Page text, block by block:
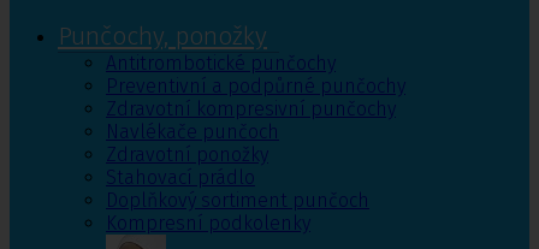
Punčochy, ponožky
Antitrombotické punčochy
Preventivní a podpůrné punčochy
Zdravotní kompresivní punčochy
Navlékače punčoch
Zdravotní ponožky
Stahovací prádlo
Doplňkový sortiment punčoch
Kompresní podkolenky